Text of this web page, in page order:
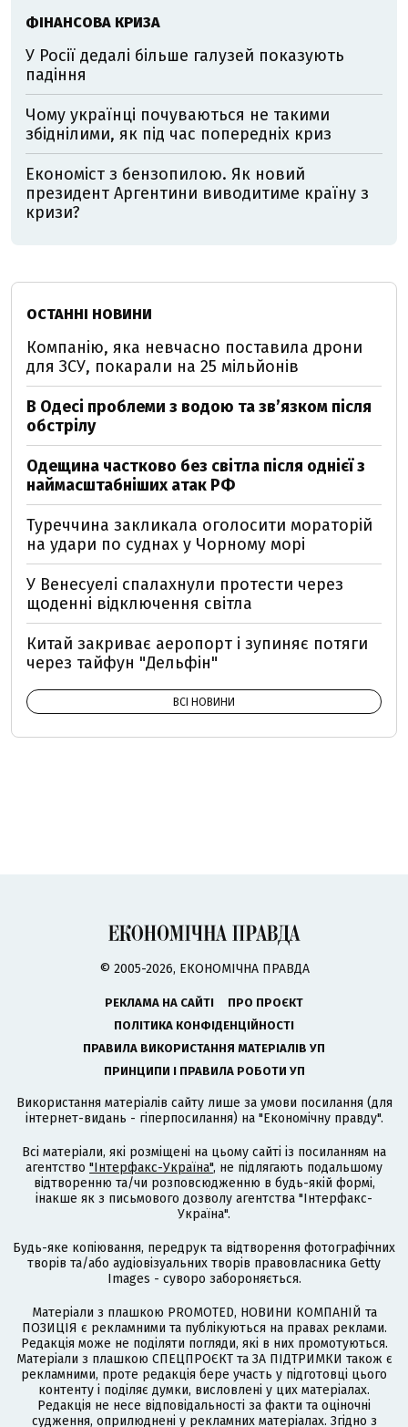
ФІНАНСОВА КРИЗА
У Росії дедалі більше галузей показують
падіння
Чому українці почуваються не такими
збіднілими, як під час попередніх криз
Економіст з бензопилою. Як новий
президент Аргентини виводитиме країну з
кризи?
ОСТАННІ НОВИНИ
Компанію, яка невчасно поставила дрони
для ЗСУ, покарали на 25 мільйонів
В Одесі проблеми з водою та звʼязком після
обстрілу
Одещина частково без світла після однієї з
наймасштабніших атак РФ
Туреччина закликала оголосити мораторій
на удари по суднах у Чорному морі
У Венесуелі спалахнули протести через
щоденні відключення світла
Китай закриває аеропорт і зупиняє потяги
через тайфун "Дельфін"
ВСІ НОВИНИ
© 2005-2026, ЕКОНОМІЧНА ПРАВДА
РЕКЛАМА НА САЙТІ
ПРО ПРОЄКТ
ПОЛІТИКА КОНФІДЕНЦІЙНОСТІ
ПРАВИЛА ВИКОРИСТАННЯ МАТЕРІАЛІВ УП
ПРИНЦИПИ І ПРАВИЛА РОБОТИ УП
Використання матеріалів сайту лише за умови посилання (для
інтернет-видань - гіперпосилання) на "Економічну правду".
Всі матеріали, які розміщені на цьому сайті із посиланням на
агентство "Інтерфакс-Україна", не підлягають подальшому
відтворенню та/чи розповсюдженню в будь-якій формі,
інакше як з письмового дозволу агентства "Інтерфакс-
Україна".
Будь-яке копіювання, передрук та відтворення фотографічних
творів та/або аудіовізуальних творів правовласника Getty
Images - суворо забороняється.
Матеріали з плашкою PROMOTED, НОВИНИ КОМПАНІЙ та
ПОЗИЦІЯ є рекламними та публікуються на правах реклами.
Редакція може не поділяти погляди, які в них промотуються.
Матеріали з плашкою СПЕЦПРОЄКТ та ЗА ПІДТРИМКИ також є
рекламними, проте редакція бере участь у підготовці цього
контенту і поділяє думки, висловлені у цих матеріалах.
Редакція не несе відповідальності за факти та оціночні
судження, оприлюднені у рекламних матеріалах. Згідно з